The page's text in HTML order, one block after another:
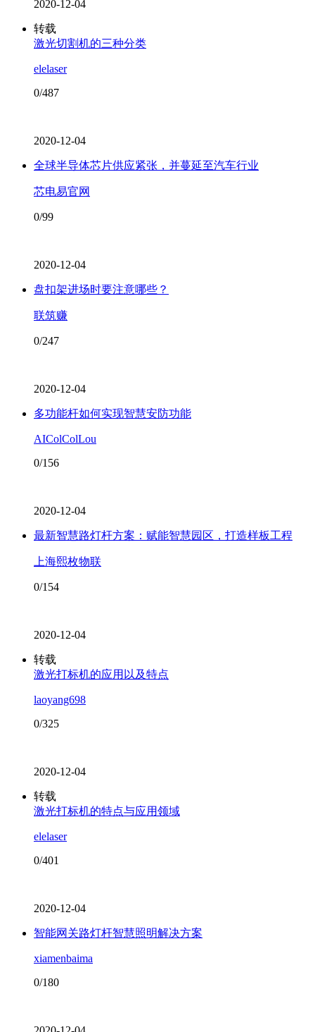
2020-12-04
转载
激光切割机的三种分类
elelaser
0/487
2020-12-04
全球半导体芯片供应紧张，并蔓延至汽车行业
芯电易官网
0/99
2020-12-04
盘扣架进场时要注意哪些？
联筑赚
0/247
2020-12-04
多功能杆如何实现智慧安防功能
AIColColLou
0/156
2020-12-04
最新智慧路灯杆方案：赋能智慧园区，打造样板工程
上海熙枚物联
0/154
2020-12-04
转载
激光打标机的应用以及特点
laoyang698
0/325
2020-12-04
转载
激光打标机的特点与应用领域
elelaser
0/401
2020-12-04
智能网关路灯杆智慧照明解决方案
xiamenbaima
0/180